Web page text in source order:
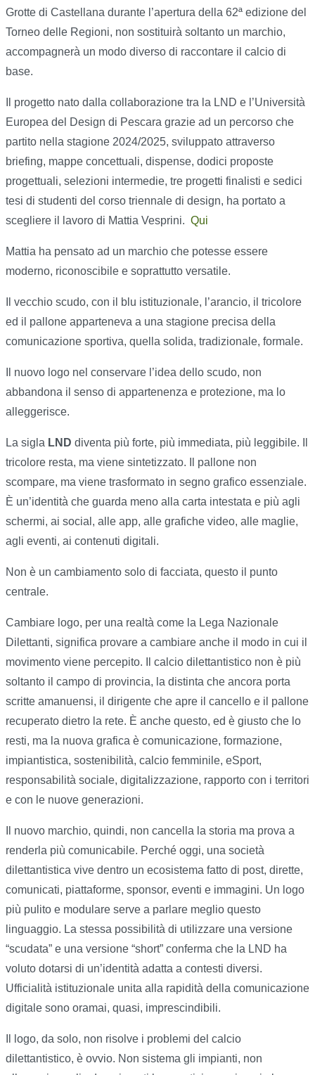
Grotte di Castellana durante l’apertura della 62ª edizione del
Torneo delle Regioni, non sostituirà soltanto un marchio,
accompagnerà un modo diverso di raccontare il calcio di
base.
Il progetto nato dalla collaborazione tra la LND e l’Università
Europea del Design di Pescara grazie ad un percorso che
partito nella stagione 2024/2025, sviluppato attraverso
briefing, mappe concettuali, dispense, dodici proposte
progettuali, selezioni intermedie, tre progetti finalisti e sedici
tesi di studenti del corso triennale di design, ha portato a
scegliere il lavoro di Mattia Vesprini. Qui
Mattia ha pensato ad un marchio che potesse essere
moderno, riconoscibile e soprattutto versatile.
Il vecchio scudo, con il blu istituzionale, l’arancio, il tricolore
ed il pallone apparteneva a una stagione precisa della
comunicazione sportiva, quella solida, tradizionale, formale.
Il nuovo logo nel conservare l’idea dello scudo, non
abbandona il senso di appartenenza e protezione, ma lo
alleggerisce.
La sigla LND diventa più forte, più immediata, più leggibile. Il
tricolore resta, ma viene sintetizzato. Il pallone non
scompare, ma viene trasformato in segno grafico essenziale.
È un’identità che guarda meno alla carta intestata e più agli
schermi, ai social, alle app, alle grafiche video, alle maglie,
agli eventi, ai contenuti digitali.
Non è un cambiamento solo di facciata, questo il punto
centrale.
Cambiare logo, per una realtà come la Lega Nazionale
Dilettanti, significa provare a cambiare anche il modo in cui il
movimento viene percepito. Il calcio dilettantistico non è più
soltanto il campo di provincia, la distinta che ancora porta
scritte amanuensi, il dirigente che apre il cancello e il pallone
recuperato dietro la rete. È anche questo, ed è giusto che lo
resti, ma la nuova grafica è comunicazione, formazione,
impiantistica, sostenibilità, calcio femminile, eSport,
responsabilità sociale, digitalizzazione, rapporto con i territori
e con le nuove generazioni.
Il nuovo marchio, quindi, non cancella la storia ma prova a
renderla più comunicabile. Perché oggi, una società
dilettantistica vive dentro un ecosistema fatto di post, dirette,
comunicati, piattaforme, sponsor, eventi e immagini. Un logo
più pulito e modulare serve a parlare meglio questo
linguaggio. La stessa possibilità di utilizzare una versione
“scudata” e una versione “short” conferma che la LND ha
voluto dotarsi di un’identità adatta a contesti diversi.
Ufficialità istituzionale unita alla rapidità della comunicazione
digitale sono oramai, quasi, imprescindibili.
Il logo, da solo, non risolve i problemi del calcio
dilettantistico, è ovvio. Non sistema gli impianti, non